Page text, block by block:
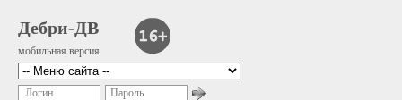
Дебри-ДВ
мобильная версия
Логин Пароль